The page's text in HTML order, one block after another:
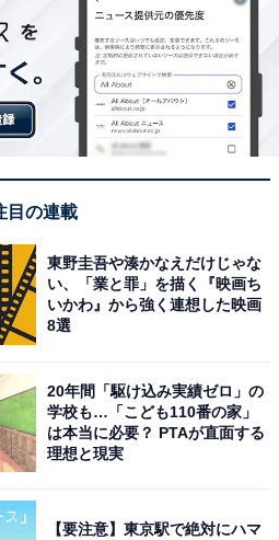
く生産されているリンゴ「ふ
。町の中心部から青森市まで
9kmの距離にあるため車や電
も便利です。
して集計。幸福度の評点は、
10点、非常に不幸だと思う場
答平均を100点満点にするため
結果を見る
目の連載
東野圭吾や湊かなえだけじゃな
い、「業と罪」を描く『映画ち
いかわ』から強く連想した映画
8選
20年間「駆け込み実績ゼロ」の
学校も…「こども110番の家」
は本当に必要？ PTAが直面する
理想と現実
【要注意】東京駅で絶対にハマ